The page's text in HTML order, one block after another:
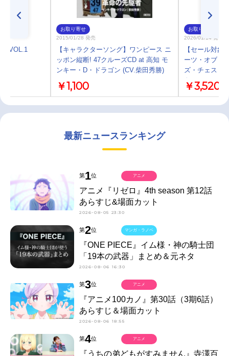
VOL.1
お取り寄せ
2015/01/28 発売
【キャラクターソング】ワンピース ニ
ッポン縦断! 47クルーズCD at 高知 モ
ンキー・D・ドラゴン (CV.柴田秀勝)
￥1,100
お取り寄せ
2026/01/14 発売
【セール対象
ーツ・オブ・
ズ・チェスト
ト￥3,520
最新ニュースランキング
第1位
アニメ『リゼロ』4th season 第12話
あらすじ&場面カット
2026-08-05 23:30
アニメ
第2位
『ONE PIECE』イム様・神の騎士団
「19本の武器」まとめ＆元ネタ
2026-08-06 16:30
マンガ・ラノベ
第3位
『アニメ100カノ』第30話（3期6話）
あらすじ＆場面カット
2026-08-06 18:55
アニメ
第4位
『うちの弟どもがすみません』寺澤百
アニメ